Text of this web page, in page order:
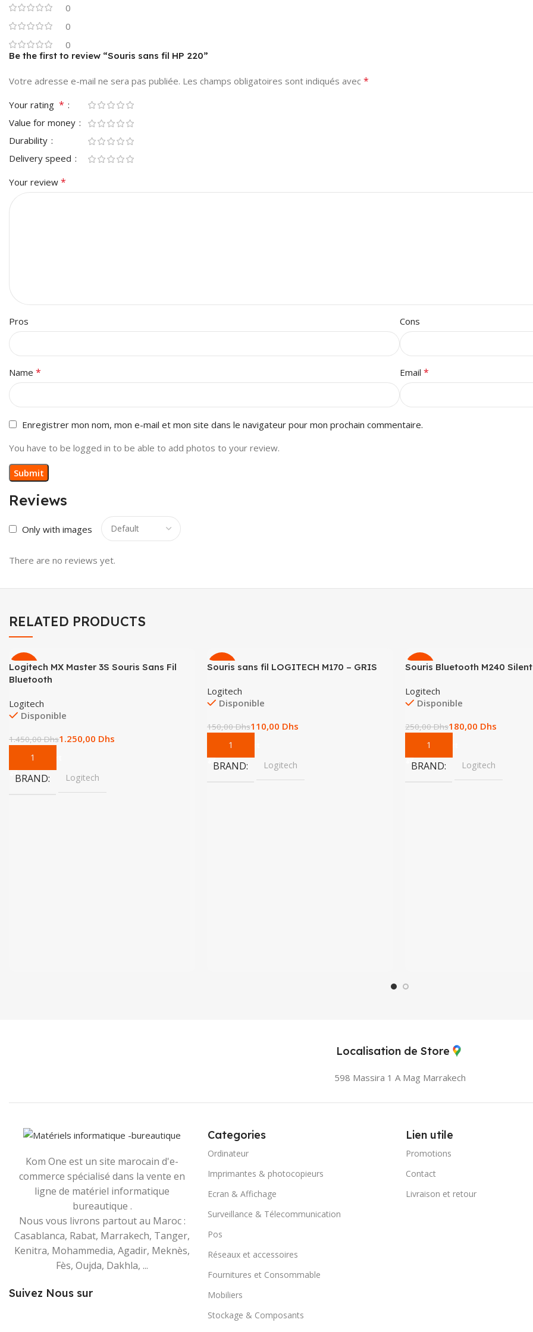
0
0
0
Reviews
Only with images
There are no reviews yet.
Be the first to review “Souris sans fil HP 220”
Votre adresse e-mail ne sera pas publiée. Les champs obligatoires sont indiqués avec *
Your rating *
Value for money
Durability
Delivery speed
Your review *
Pros Cons
Name * Email *
Enregistrer mon nom, mon e-mail et mon site dans le navigateur pour mon prochain commentaire.
You have to be logged in to be able to add photos to your review.
RELATED PRODUCTS
-14%
Logitech MX Master 3S Souris Sans Fil
Bluetooth
Logitech
Disponible
1.450,00Dhs1.250,00 Dhs
Add To Cart
BRAND Logitech
-27%
Souris sans fil LOGITECH M170 – GRIS
Logitech
Disponible
150,00Dhs110,00 Dhs
Add To Cart
BRAND Logitech
-28%
Souris Bluetooth M240 Silent
Logitech
Disponible
250,00Dhs180,00 Dhs
Add To Cart
BRAND Logitech
Localisation de Store
598 Massira 1 A Mag Marrakech
Kom One est un site marocain d'e-
commerce spécialisé dans la vente en
ligne de matériel informatique
bureautique .
Nous vous livrons partout au Maroc :
Casablanca, Rabat, Marrakech, Tanger,
Kenitra, Mohammedia, Agadir, Meknès,
Fès, Oujda, Dakhla, ...
Suivez Nous sur
Categories
Ordinateur
Imprimantes & photocopieurs
Ecran & Affichage
Surveillance & Télecommunication
Pos
Réseaux et accessoires
Fournitures et Consommable
Mobiliers
Stockage & Composants
Lien utile
Promotions
Contact
Livraison et retour